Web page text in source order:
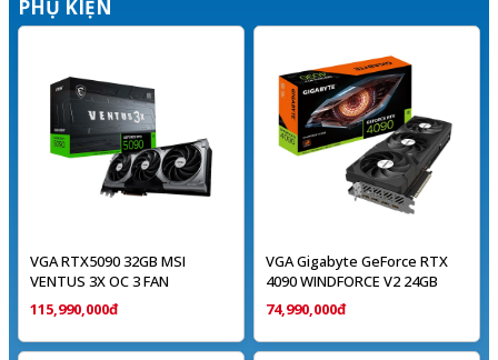
PHỤ KIỆN
VGA RTX5090 32GB MSI
VENTUS 3X OC 3 FAN
115,990,000đ
VGA Gigabyte GeForce RTX
4090 WINDFORCE V2 24GB
74,990,000đ